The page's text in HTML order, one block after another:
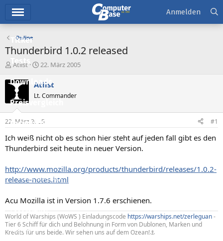
Ticker
Tests
Downloads
Preisvergleich
Forum
Aktuelles
Neue Beiträge
Leserartikel
Regeln
Anmelden
Online
Thunderbird 1.0.2 released
E
s
t
e
e
r
Atiist
E
s
e
t
a
22. März 2005
Atiist
Lt. Commander
22. März 2005 #1
Ich weiß nicht ob es schon hier steht auf jeden fall gibt es den
Thunderbird seit heute in neuer Version.
http://www.mozilla.org/products/thunderbird/releases/1.0.2-
release-notes.html
Acu Mozilla ist in Version 1.7.6 erschienen.
World of Warships (WoWS ) Einladungscode https://warships.net/zerleguan-
Tier 6 Schiff für dich und Belohnung in Form von Dublonen, Marken und
Kredits für uns beide. Wir sehen uns auf dem Ozean!⚓